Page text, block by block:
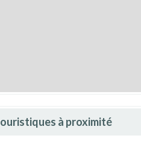
à proximité